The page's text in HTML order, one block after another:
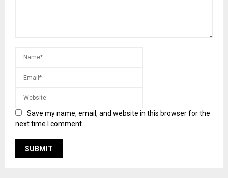
Save my name, email, and website in this browser for the
next time I comment.